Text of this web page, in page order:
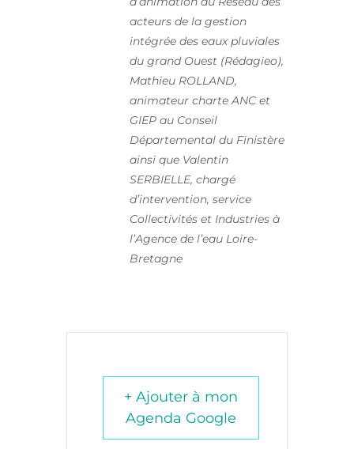
acteurs de la gestion
intégrée des eaux pluviales
du grand Ouest (Rédagieo),
Mathieu ROLLAND,
animateur charte ANC et
GIEP au Conseil
Départemental du Finistère
ainsi que Valentin
SERBIELLE, chargé
d’intervention, service
Collectivités et Industries à
l’Agence de l’eau Loire-
Bretagne
+ Ajouter à mon
Agenda Google